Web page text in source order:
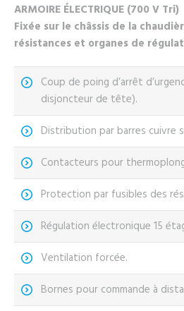
ARMOIRE ÉLECTRIQUE (700 V Tri)
Fixée sur le châssis de la
résistances et organes de
Coup de poing d’arrêt
disjoncteur de tête).
Distribution par barres cuivre
Contacteurs pour
Protection par fusibles des
Régulation électronique 15
Ventilation forcée.
Bornes pour commande à